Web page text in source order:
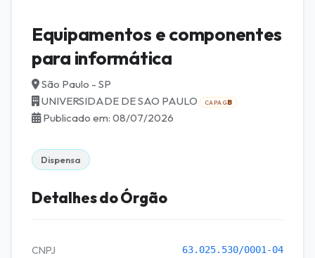
Equipamentos e componentes
para informática
São Paulo - SP
UNIVERSIDADE DE SAO PAULO
CAPAGB
Publicado em: 08/07/2026
Dispensa
Detalhes do Órgão
CNPJ 63.025.530/0001-04